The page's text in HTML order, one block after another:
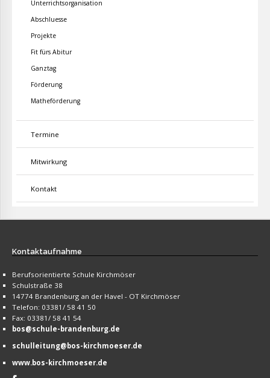
Unterrichtsorganisation
Abschluesse
Projekte
Fit fürs Abitur
Ganztag
Förderung
Matheförderung
Termine
Mitwirkung
Kontakt
Kontaktaufnahme
Berufsorientierte Schule Kirchmöser
Schulstraße 38
14774 Brandenburg an der Havel - OT Kirchmöser
Telefon: 03381/ 58 41 50
Fax: 03381/ 58 41 54
bos@schule-brandenburg.de
schulleitung@bos-kirchmoeser.de
www.bos-kirchmoeser.de